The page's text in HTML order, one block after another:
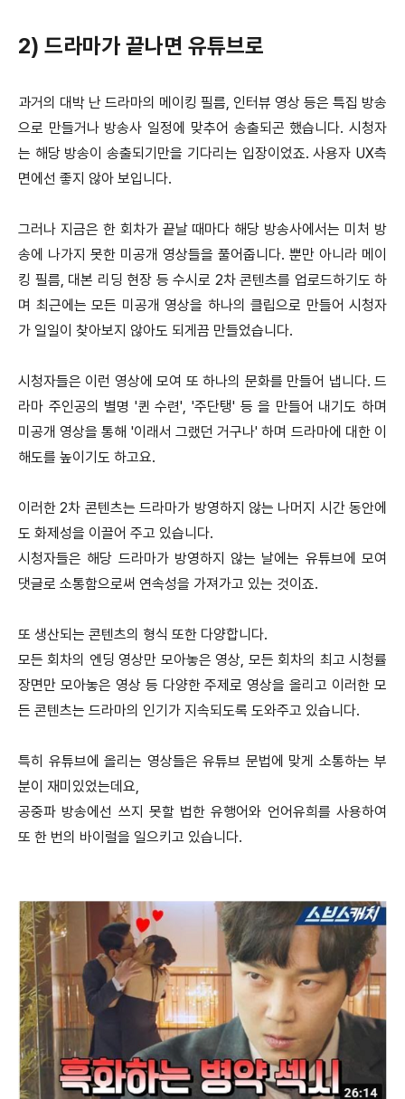
2) 드라마가 끝나면 유튜브로
과거의 대박 난 드라마의 메이킹 필름, 인터뷰 영상 등은 특집 방송
으로 만들거나 방송사 일정에 맞추어 송출되곤 했습니다. 시청자
는 해당 방송이 송출되기만을 기다리는 입장이었죠. 사용자 UX측
면에선 좋지 않아 보입니다.
그러나 지금은 한 회차가 끝날 때마다 해당 방송사에서는 미처 방
송에 나가지 못한 미공개 영상들을 풀어줍니다. 뿐만 아니라 메이
킹 필름, 대본 리딩 현장 등 수시로 2차 콘텐츠를 업로드하기도 하
며 최근에는 모든 미공개 영상을 하나의 클립으로 만들어 시청자
가 일일이 찾아보지 않아도 되게끔 만들었습니다.
시청자들은 이런 영상에 모여 또 하나의 문화를 만들어 냅니다. 드
라마 주인공의 별명 '퀸 수련', '주단탱' 등 을 만들어 내기도 하며
미공개 영상을 통해 '이래서 그랬던 거구나' 하며 드라마에 대한 이
해도를 높이기도 하고요.
이러한 2차 콘텐츠는 드라마가 방영하지 않는 나머지 시간 동안에
도 화제성을 이끌어 주고 있습니다.
시청자들은 해당 드라마가 방영하지 않는 날에는 유튜브에 모여
댓글로 소통함으로써 연속성을 가져가고 있는 것이죠.
또 생산되는 콘텐츠의 형식 또한 다양합니다.
모든 회차의 엔딩 영상만 모아놓은 영상, 모든 회차의 최고 시청률
장면만 모아놓은 영상 등 다양한 주제로 영상을 올리고 이러한 모
든 콘텐츠는 드라마의 인기가 지속되도록 도와주고 있습니다.
특히 유튜브에 올리는 영상들은 유튜브 문법에 맞게 소통하는 부
분이 재미있었는데요,
공중파 방송에선 쓰지 못할 법한 유행어와 언어유희를 사용하여
또 한 번의 바이럴을 일으키고 있습니다.